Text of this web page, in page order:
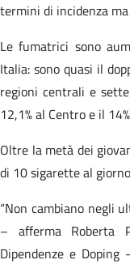
termini di incidenza
Le fumatrici sono
Italia: sono quasi il
regioni centrali e
12,1% al Centro e il
Oltre la metà dei
di 10 sigarette al
“Non cambiano negli
– afferma Roberta
Dipendenze e